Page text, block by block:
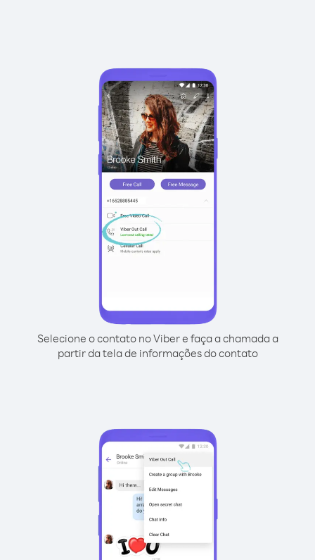
Selecione o contato no Viber e faça a chamada a
partir da tela de informações do contato